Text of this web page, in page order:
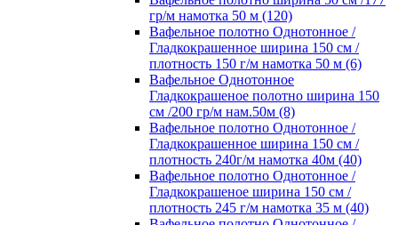
гр/м намотка 50 м (120)
Вафельное полотно Однотонное /
Гладкокрашенное ширина 150 см /
плотность 150 г/м намотка 50 м (6)
Вафельное Однотонное
Гладкокрашеное полотно ширина 150
см /200 гр/м нам.50м (8)
Вафельное полотно Однотонное /
Гладкокрашенное ширина 150 см /
плотность 240г/м намотка 40м (40)
Вафельное полотно Однотонное /
Гладкокрашеное ширина 150 см /
плотность 245 г/м намотка 35 м (40)